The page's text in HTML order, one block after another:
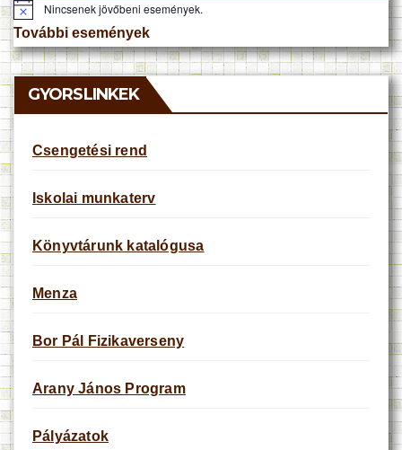
N
o
t
i
c
e
Nincsenek jövőbeni események.
További események
GYORSLINKEK
Csengetési rend
Iskolai munkaterv
Könyvtárunk katalógusa
Menza
Bor Pál Fizikaverseny
Arany János Program
Pályázatok